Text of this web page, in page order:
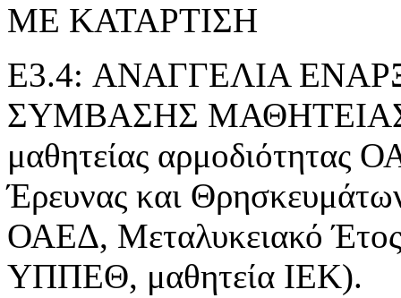
ΜΕ ΚΑΤΑΡΤΙΣΗ
E3.4: ΑΝΑΓΓΕΛΙΑ
ΣΥΜΒΑΣΗΣ ΜΑΘΗΤΕΙΑΣ»
μαθητείας αρμοδιότητας
Έρευνας και
ΟΑΕΔ, Μεταλυκειακό Έτος
ΥΠΠΕΘ, μαθητεία ΙΕΚ).